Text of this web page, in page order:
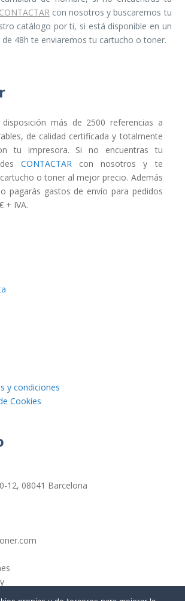
CONTACTAR con nosotros y buscaremos tu
catálogo por ti, si está disponible en un
48h te enviaremos tu cartucho o toner.
más de 2500 referencias a
de calidad certificada y totalmente
tu impresora. Si no encuentras tu
CONTACTAR con nosotros y te
o toner al mejor precio. Además
pagarás gastos de envío para pedidos
+ IVA.
y condiciones
Cookies
12, 08041 Barcelona